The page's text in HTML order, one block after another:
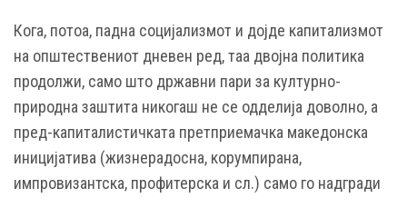
Кога, потоа, падна социјализмот и дојде капитализмот
на општествениот дневен ред, таа двојна политика
продолжи, само што државни пари за културно-
природна заштита никогаш не се одделија доволно, а
пред-капиталистичката претприемачка македонска
иницијатива (жизнерадосна, корумпирана,
импровизантска, профитерска и сл.) само го надгради